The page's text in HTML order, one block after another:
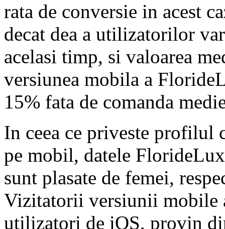
rata de conversie in acest
decat dea a utilizatorilor
acelasi timp, si valoarea
versiunea mobila a
15% fata de comanda
In ceea ce priveste profilul
pe mobil, datele
sunt plasate de femei,
Vizitatorii versiunii mobile
utilizatori de iOS, provin